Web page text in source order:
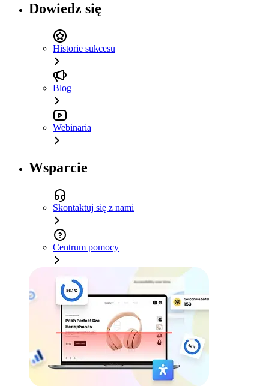
Dowiedz się
Historie sukcesu
Blog
Webinaria
Wsparcie
Skontaktuj się z nami
Centrum pomocy